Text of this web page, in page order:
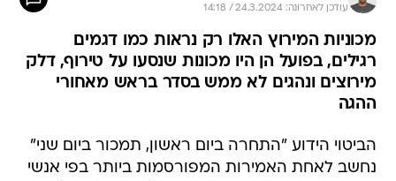
עודכן לאחרונה: 24.3.2024 / 14:18
מכוניות המירוץ האלו רק נראות כמו דגמים
רגילים, בפועל הן היו מכונות שנסעו על טירוף, דלק
מירוצים ונהגים לא ממש בסדר בראש מאחורי
ההגה
הביטוי הידוע "התחרה ביום ראשון, תמכור ביום שני"
נחשב לאחת האמירות המפורסמות ביותר בפי אנשי